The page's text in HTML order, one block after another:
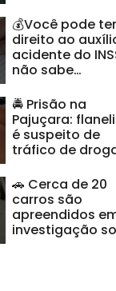
💰Você pode ter
direito ao
acidente do
não sabe
🚔 Prisão na
Pajuçara:
é suspeito de
tráfico de
#CidadeAL
🚗 Cerca de 20
carros são
apreendidos
investigação